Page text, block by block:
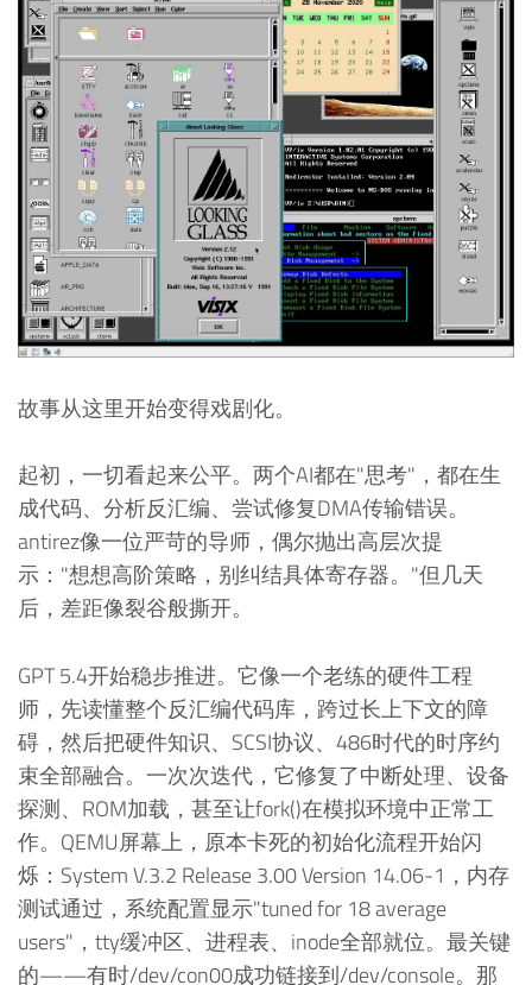
故事从这里开始变得戏剧化。
起初，一切看起来公平。两个AI都在"思考"，都在生
成代码、分析反汇编、尝试修复DMA传输错误。
antirez像一位严苛的导师，偶尔抛出高层次提
示："想想高阶策略，别纠结具体寄存器。"但几天
后，差距像裂谷般撕开。
GPT 5.4开始稳步推进。它像一个老练的硬件工程
师，先读懂整个反汇编代码库，跨过长上下文的障
碍，然后把硬件知识、SCSI协议、486时代的时序约
束全部融合。一次次迭代，它修复了中断处理、设备
探测、ROM加载，甚至让fork()在模拟环境中正常工
作。QEMU屏幕上，原本卡死的初始化流程开始闪
烁：System V.3.2 Release 3.00 Version 14.06-1，内存
测试通过，系统配置显示"tuned for 18 average
users"，tty缓冲区、进程表、inode全部就位。最关键
的——有时/dev/con00成功链接到/dev/console。那